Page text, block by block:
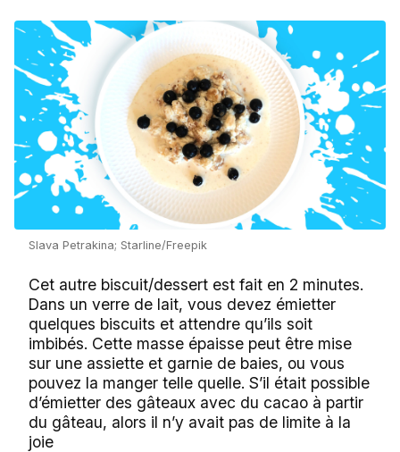
Slava Petrakina; Starline/Freepik
Cet autre biscuit/dessert est fait en 2 minutes.
Dans un verre de lait, vous devez émietter
quelques biscuits et attendre qu’ils soit
imbibés. Cette masse épaisse peut être mise
sur une assiette et garnie de baies, ou vous
pouvez la manger telle quelle. S’il était possible
d’émietter des gâteaux avec du cacao à partir
du gâteau, alors il n’y avait pas de limite à la
joie